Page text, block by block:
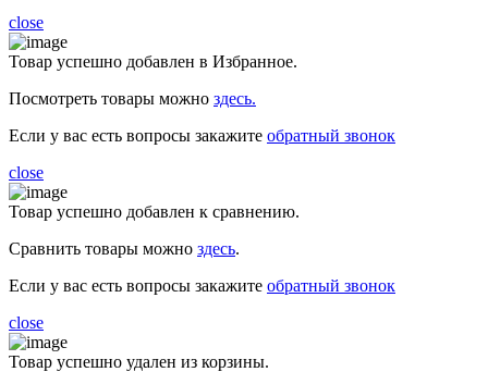
close
Товар успешно добавлен в Избранное.
Посмотреть товары можно здесь.
Если у вас есть вопросы закажите обратный звонок
close
Товар успешно добавлен к сравнению.
Сравнить товары можно здесь.
Если у вас есть вопросы закажите обратный звонок
close
Товар успешно удален из корзины.